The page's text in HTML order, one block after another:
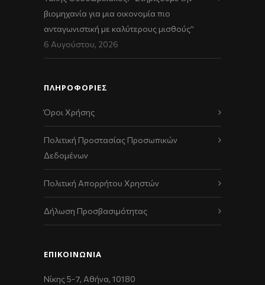
βιομηχανία για μια οικονομία πιο
ανταγωνιστική με καλύτερους μισθούς”
6 Αυγούστου, 2026
ΠΛΗΡΟΦΟΡΙΕΣ
Όροι Χρήσης
Πολιτική Προστασίας Προσωπικών
Δεδομένων
Πολιτική Απορρήτου Χρηστών
Δήλωση Προσβασιμότητας
ΕΠΙΚΟΙΝΩΝΊΑ
Νίκης 5-7, Αθήνα, 10180